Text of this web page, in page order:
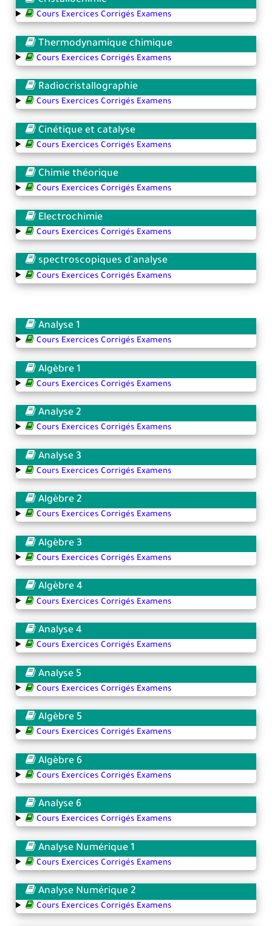
Cours Exercices Corrigés Examens
Thermodynamique chimique
Cours Exercices Corrigés Examens
Radiocristallographie
Cours Exercices Corrigés Examens
Cinétique et catalyse
Cours Exercices Corrigés Examens
Chimie théorique
Cours Exercices Corrigés Examens
Electrochimie
Cours Exercices Corrigés Examens
spectroscopiques d'analyse
Cours Exercices Corrigés Examens
Analyse 1
Cours Exercices Corrigés Examens
Algèbre 1
Cours Exercices Corrigés Examens
Analyse 2
Cours Exercices Corrigés Examens
Analyse 3
Cours Exercices Corrigés Examens
Algèbre 2
Cours Exercices Corrigés Examens
Algèbre 3
Cours Exercices Corrigés Examens
Algèbre 4
Cours Exercices Corrigés Examens
Analyse 4
Cours Exercices Corrigés Examens
Analyse 5
Cours Exercices Corrigés Examens
Algèbre 5
Cours Exercices Corrigés Examens
Algèbre 6
Cours Exercices Corrigés Examens
Analyse 6
Cours Exercices Corrigés Examens
Analyse Numérique 1
Cours Exercices Corrigés Examens
Analyse Numérique 2
Cours Exercices Corrigés Examens